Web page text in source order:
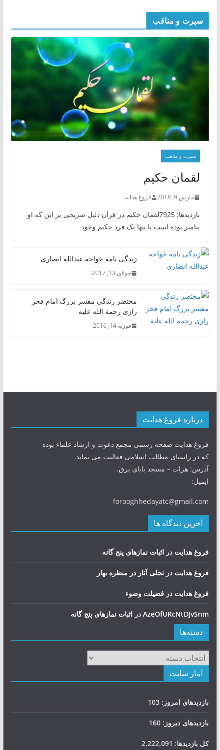
سیرت و مناقب
سیرت و منافب
لقمان حکیم
مارس 9, 2018 فروغ هدایت
بازدیدها: 7925لقمان حکیم در قرآن دلیل صریحی بر این که او
پیامبر بوده است یا تنها یک فرد حکیم وجود
زندگی نامه خواجه عبدالله انصاری
جولای 13, 2017
مختصر زندگی مفسر بزرگ امام فخر
رازی رحمة الله علیه
فوریه 14, 2016
درباره فروغ هدایت
فروغ هدایت صفحه رسمی مجمع دعوت و ارشاد علماء بوده
که در راستای مطالب اسلامی فعالیت می نماید.
آدرس: هرات – مسجد بابای برق.
ایمیل:
forooghhedayatc@gmail.com
آخرین دیدگاه ها
فروغ هدایت در اثبات نمازهای پنج گانه
فروغ هدایت در تجلی آثار در منظره بهار
فروغ هدایت در فضيلت وضوء
AzeOfURcNtDJvSnmدر اثبات نمازهای پنج گانه
دسته‌ها
دسته‌ها
آمار سایت
بازدیدهای امروز: 103
بازدیدهای دیروز: 160
کل بازدیدها: 2,222,091